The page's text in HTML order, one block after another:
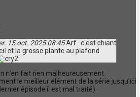
15 oct. 2025 08:45Arf...c'est chiant
et la grosse plante au plafond
n'en fait rien malheureusement.
le meilleur élément de la série jusqu'ici
épisode il est mal traité).